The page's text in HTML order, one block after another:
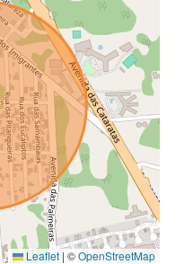
Leaflet | ©OpenStreetMap